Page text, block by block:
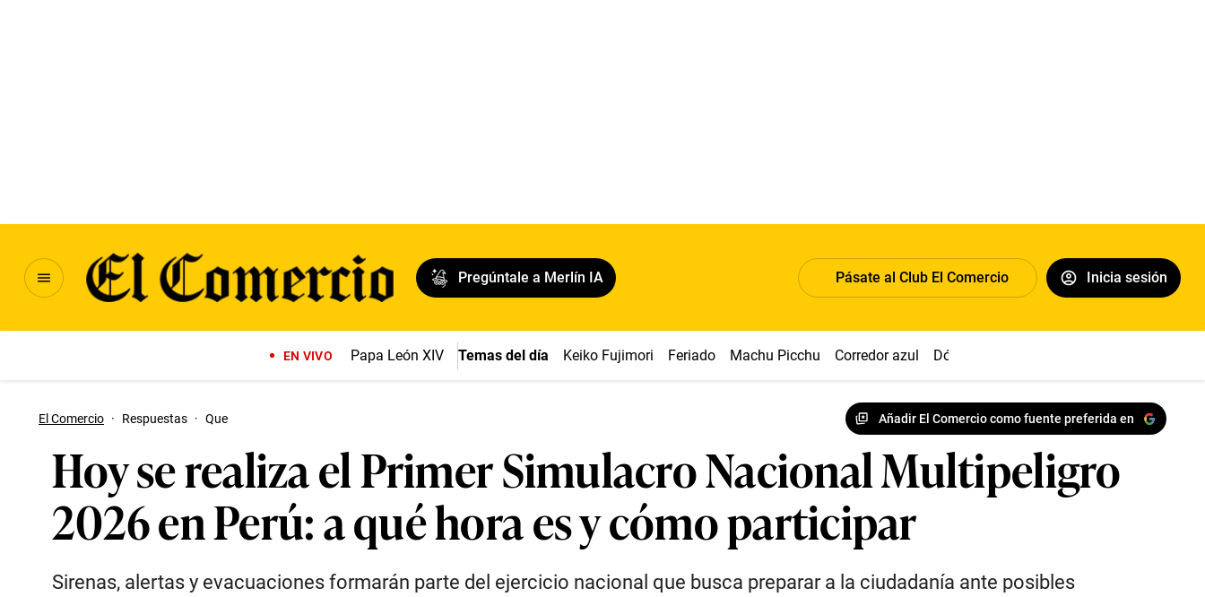
Pregúntale a Merlín IA Pásate al Club El Comercio Inicia sesión
EN VIVO Papa León XIV Temas del día Keiko Fujimori Feriado Machu Picchu Corredor azul Dólar
El Comercio · Respuestas · Que Añadir El Comercio como fuente preferida en
Hoy se realiza el Primer Simulacro Nacional Multipeligro
2026 en Perú: a qué hora es y cómo participar
Sirenas, alertas y evacuaciones formarán parte del ejercicio nacional que busca preparar a la ciudadanía ante posibles